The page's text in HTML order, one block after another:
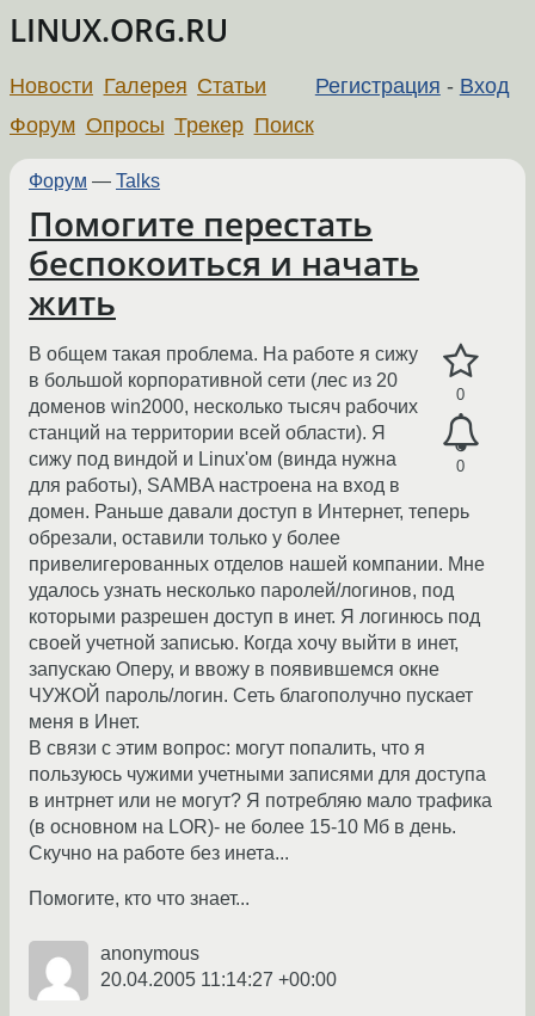
LINUX.ORG.RU
Регистрация - Вход
Новости Галерея Статьи
Форум Опросы Трекер Поиск
Форум — Talks
Помогите перестать
беспокоиться и начать
жить
0
0
В общем такая проблема. На работе я сижу
в большой корпоративной сети (лес из 20
доменов win2000, несколько тысяч рабочих
станций на территории всей области). Я
сижу под виндой и Linux'ом (винда нужна
для работы), SAMBA настроена на вход в
домен. Раньше давали доступ в Интернет, теперь
обрезали, оставили только у более
привелигерованных отделов нашей компании. Мне
удалось узнать несколько паролей/логинов, под
которыми разрешен доступ в инет. Я логинюсь под
своей учетной записью. Когда хочу выйти в инет,
запускаю Оперу, и ввожу в появившемся окне
ЧУЖОЙ пароль/логин. Сеть благополучно пускает
меня в Инет.
В связи с этим вопрос: могут попалить, что я
пользуюсь чужими учетными записями для доступа
в интрнет или не могут? Я потребляю мало трафика
(в основном на LOR)- не более 15-10 Мб в день.
Скучно на работе без инета...
Помогите, кто что знает...
anonymous
20.04.2005 11:14:27 +00:00